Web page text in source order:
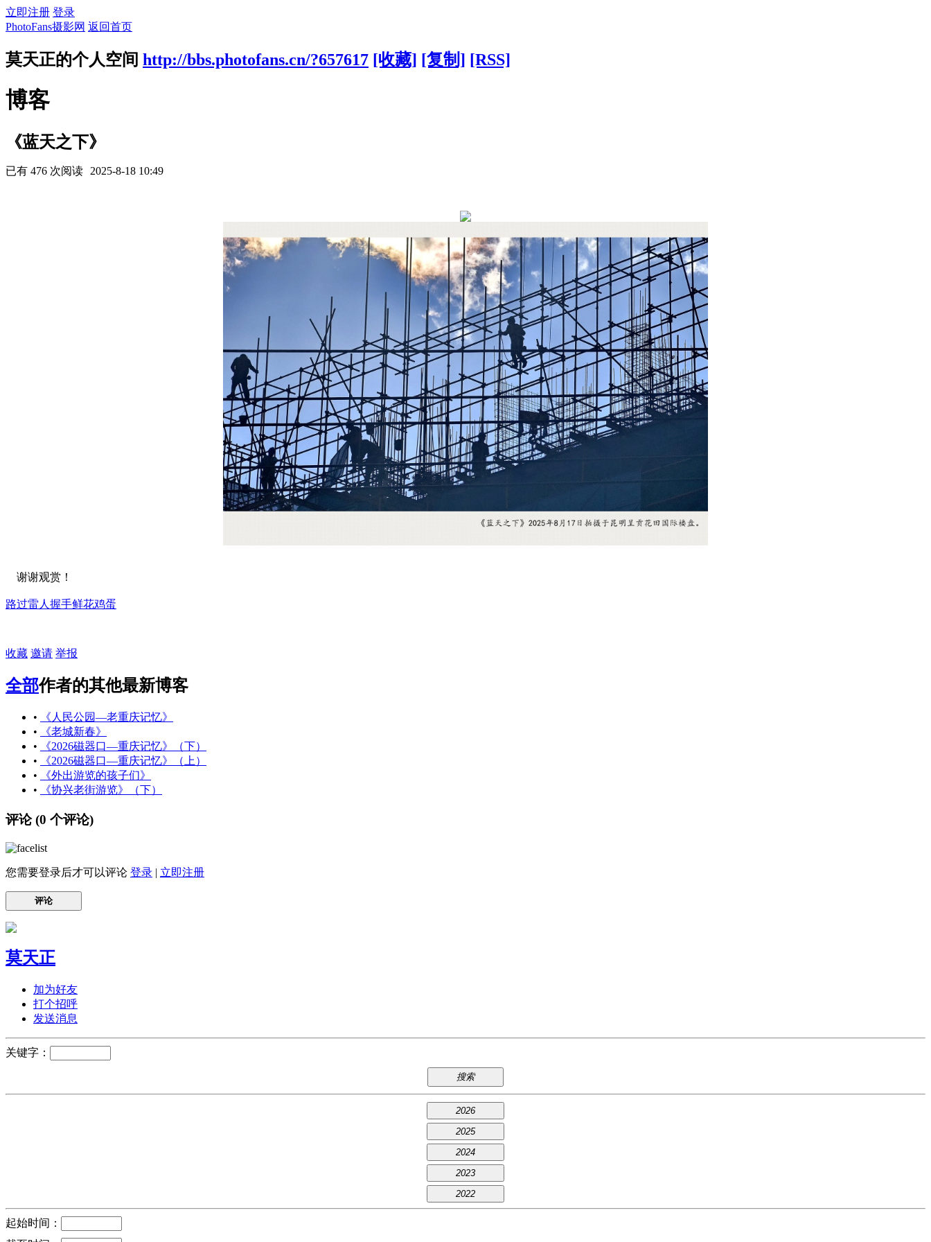
立即注册 登录
PhotoFans摄影网 返回首页
莫天正的个人空间 http://bbs.photofans.cn/?657617 [收藏] [复制] [RSS]
博客
《蓝天之下》
已有 476 次阅读 2025-8-18 10:49
谢谢观赏！
路过雷人 握手鲜花鸡蛋
收藏 邀请 举报
全部作者的其他最新博客
•
《人民公园—老重庆记忆》
•
《老城新春》
•
《2026磁器口—重庆记忆》（下）
•
《2026磁器口—重庆记忆》（上）
•
《外出游览的孩子们》
•
《协兴老街游览》（下）
评论 (0 个评论)
您需要登录后才可以评论 登录 | 立即注册
评论
莫天正
加为好友
打个招呼
发送消息
关键字：
搜索
2026
2025
2024
2023
2022
起始时间：